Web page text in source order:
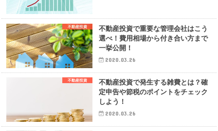
不動産投資
不動産投資で重要な管理会社はこう
選べ！費用相場から付き合い方まで
一挙公開！
2020.03.26
不動産投資
不動産投資で発生する雑費とは？確
定申告や節税のポイントをチェック
しよう！
2020.03.26